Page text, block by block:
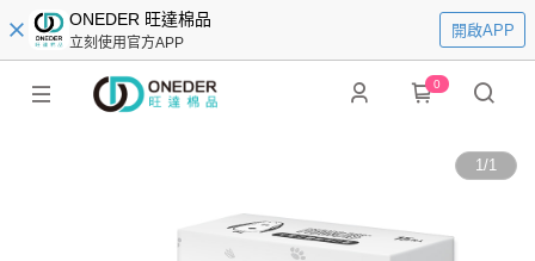
ONEDER 旺達棉品
立刻使用官方APP
開啟APP
0
1/1